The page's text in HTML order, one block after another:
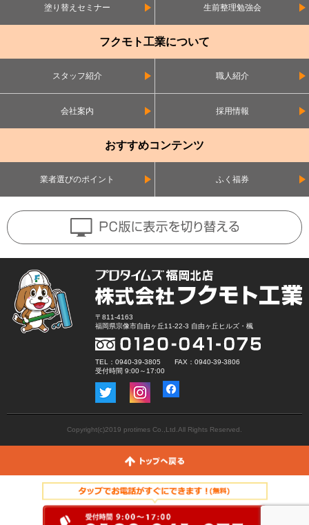
塗り替えセミナー 生前整理勉強会
フクモト工業について
スタッフ紹介 職人紹介
会社案内 採用情報
おすすめコンテンツ
業者選びのポイント ふく福券
〒811-4163
福岡県宗像市自由ヶ丘11-22-3 自由ヶ丘ヒルズ・楓
TEL：0940-39-3805 FAX：0940-39-3806
受付時間 9:00～17:00
Copyright(c)2019 protimes Co.,Ltd.All Rights Reserved.